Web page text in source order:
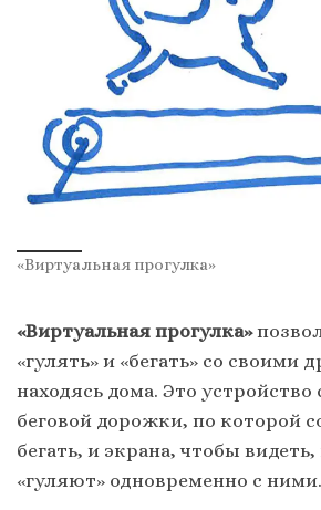
«Виртуальная прогулка»
«Виртуальная прогулка»
«гулять» и «бегать» со своими
находясь дома. Это устройство
беговой дорожки, по которой
бегать, и экрана, чтобы
«гуляют» одновременно с ними.